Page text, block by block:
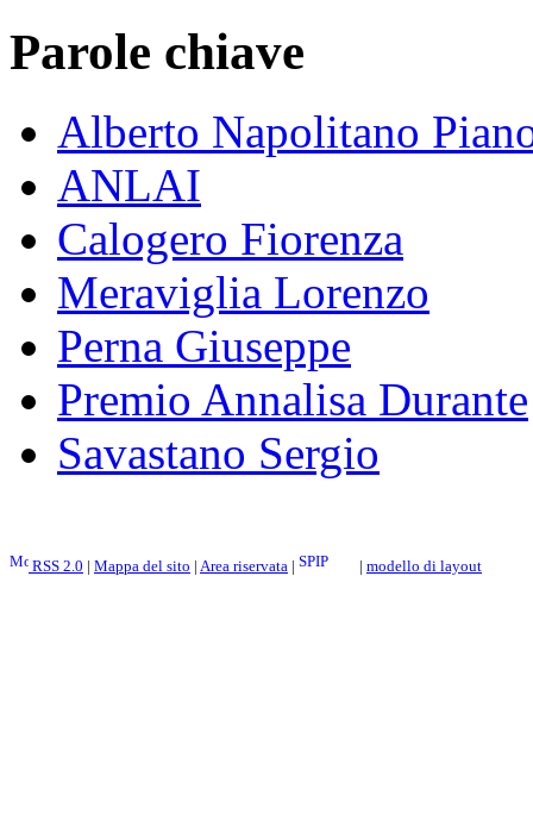
Parole chiave
Alberto Napolitano
ANLAI
Calogero Fiorenza
Meraviglia Lorenzo
Perna Giuseppe
Premio Annalisa Durante
Savastano Sergio
RSS 2.0 | Mappa del sito | Area riservata | | modello di layout